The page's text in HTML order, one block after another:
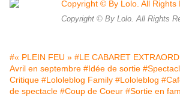
Copyright © By Lolo. All Rights
#« PLEIN FEU » #LE CABARET
Avril en septembre #Idée de sortie
Critique #Lololeblog Family #Lololeblog
de spectacle #Coup de Coeur #Sortie en